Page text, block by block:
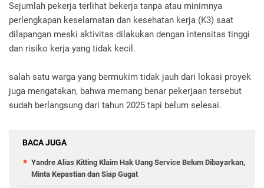
Sejumlah pekerja terlihat bekerja tanpa atau minimnya
perlengkapan keselamatan dan kesehatan kerja (K3) saat
dilapangan meski aktivitas dilakukan dengan intensitas tinggi
dan risiko kerja yang tidak kecil.
salah satu warga yang bermukim tidak jauh dari lokasi proyek
juga mengatakan, bahwa memang benar pekerjaan tersebut
sudah berlangsung dari tahun 2025 tapi belum selesai.
BACA JUGA
Yandre Alias Kitting Klaim Hak Uang Service Belum Dibayarkan,
Minta Kepastian dan Siap Gugat